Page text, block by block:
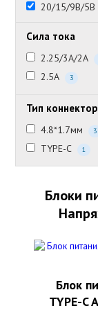
20/15/9В/5В
Сила тока
2.25/3А/2А
2.5А 3
Тип
4.8*1.7мм 3
TYPE-C 1
Блоки
Блок
TYPE-C